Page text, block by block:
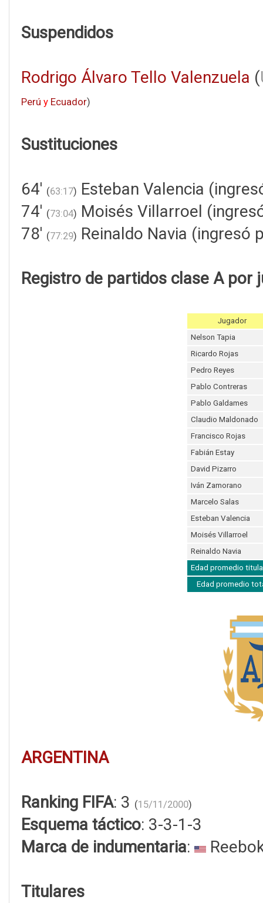
Suspendidos
Rodrigo Álvaro Tello Valenzuela (
Perú y Ecuador)
Sustituciones
64' (63:17) Esteban Valencia
74' (73:04) Moisés Villarroel
78' (77:29) Reinaldo Navia (ingresó
Registro de partidos clase A por
Jugador
Nelson Tapia
Ricardo Rojas
Pedro Reyes
Pablo Contreras
Pablo Galdames
Claudio Maldonado
Francisco Rojas
Fabián Estay
David Pizarro
Iván Zamorano
Marcelo Salas
Esteban Valencia
Moisés Villarroel
Reinaldo Navia
Edad promedio
Edad promedio
ARGENTINA
Ranking FIFA: 3 (15/11/2000)
Esquema táctico: 3-3-1-3
Marca de indumentaria:
Titulares